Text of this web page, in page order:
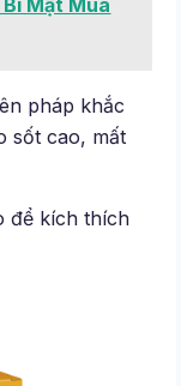
Mật Mua
pháp khắc
sốt cao, mất
để kích thích